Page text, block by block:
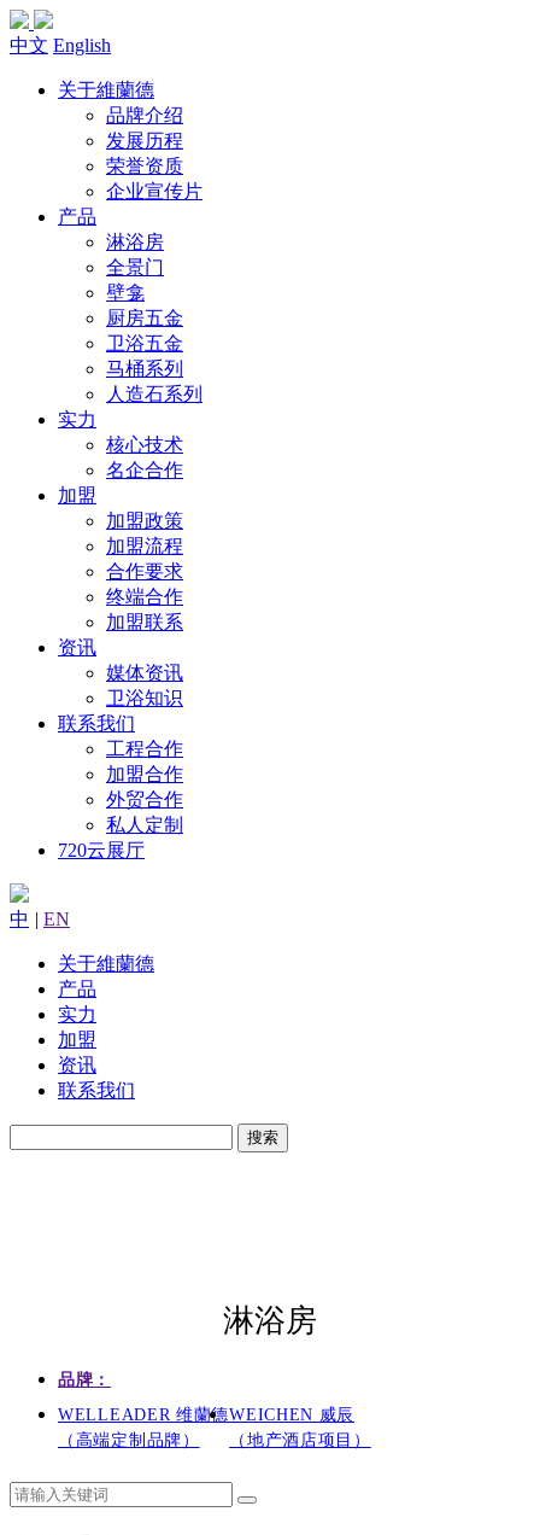
中文 English
关于維蘭德
品牌介绍
发展历程
荣誉资质
企业宣传片
产品
淋浴房
全景门
壁龛
厨房五金
卫浴五金
马桶系列
人造石系列
实力
核心技术
名企合作
加盟
加盟政策
加盟流程
合作要求
终端合作
加盟联系
资讯
媒体资讯
卫浴知识
联系我们
工程合作
加盟合作
外贸合作
私人定制
720云展厅
中 | EN
关于維蘭德
产品
实力
加盟
资讯
联系我们
搜索
淋浴房
品牌：
WELLEADER 维蘭德
（高端定制品牌）
WEICHEN 威辰
（地产酒店项目）